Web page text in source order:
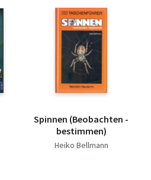
Spinnen (Beobachten -
bestimmen)
Heiko Bellmann